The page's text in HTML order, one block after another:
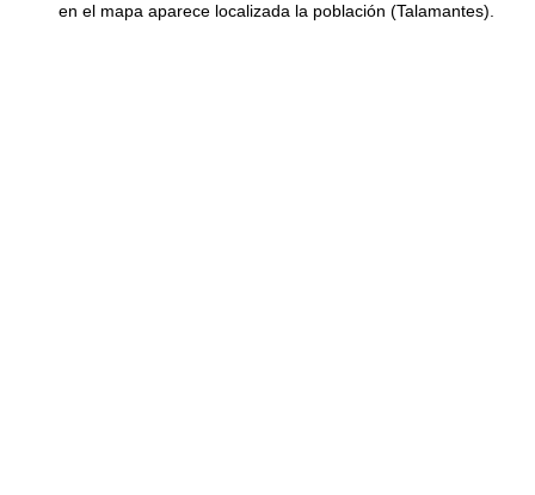
en el mapa aparece localizada la población (Talamantes).